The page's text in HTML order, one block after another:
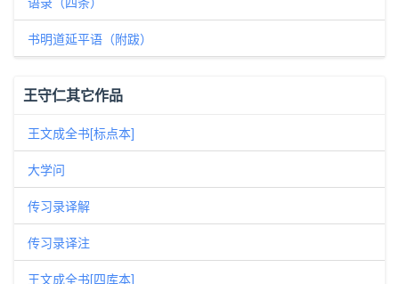
书明道延平语（附跋）
王守仁其它作品
王文成全书[标点本]
大学问
传习录译解
传习录译注
王文成全书[四库本]